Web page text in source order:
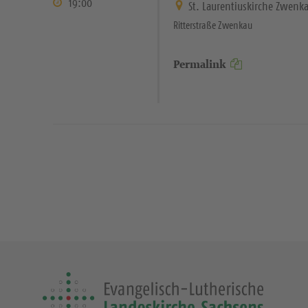
St. Laurentiuskirche
Ritterstraße Zwenkau
Permalink